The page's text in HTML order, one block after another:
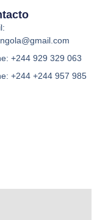
+244 929 329 063
+244 +244 957 985